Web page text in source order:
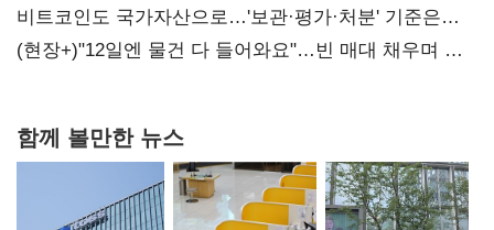
20억 키맞추기
비트코인도 국가자산으로…'보관·평가·처분' 기준은
숙제
(현장+)"12일엔 물건 다 들어와요"…빈 매대 채우며 문
함께 볼만한 뉴스